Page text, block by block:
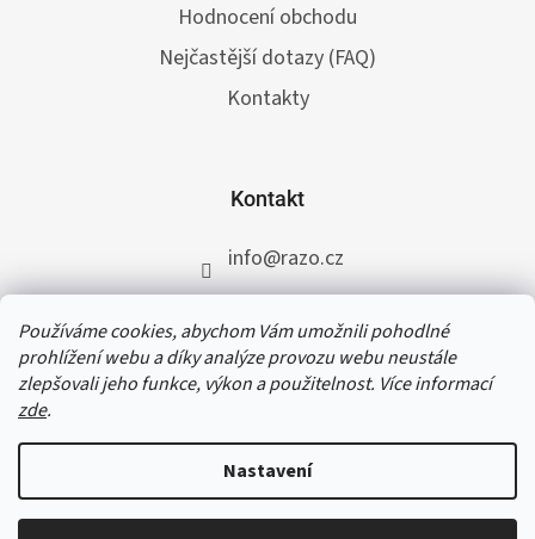
Používáme cookies, abychom Vám umožnili pohodlné
prohlížení webu a díky analýze provozu webu neustále
zlepšovali jeho funkce, výkon a použitelnost. Více informací
zde.
Nastavení
čtvrtka 30. 7. 2026 do 12:30 vyřídíme ještě téhož
dne, všem ostatním objednávkám se opět
Hodnocení obchodu
Nejčastější dotazy (FAQ)
Kontakty
Kontakt
info@razo.cz
+420 731 422 117
RAZO.cz